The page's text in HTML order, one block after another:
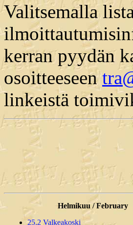
Valitsemalla
kerran pyydän
osoitteeseen
linkeistä
Helmikuu / February
25.2 Valkeakoski